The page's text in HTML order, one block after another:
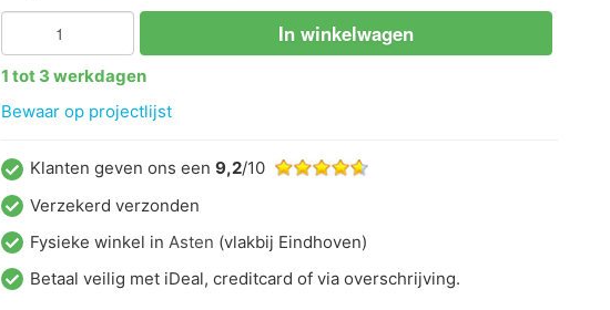
In winkelwagen
1 tot 3 werkdagen
Bewaar op projectlijst
Klanten geven ons een 9,2/10
Verzekerd verzonden
Fysieke winkel in Asten (vlakbij Eindhoven)
Betaal veilig met iDeal, creditcard of via overschrijving.